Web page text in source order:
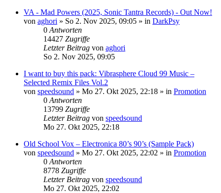
VA - Mad Powers (2025, Sonic Tantra Records) - Out Now!
von aghori » So 2. Nov 2025, 09:05 » in DarkPsy
0 Antworten
14427 Zugriffe
Letzter Beitrag von aghori
So 2. Nov 2025, 09:05
I want to buy this pack: Vibrasphere Cloud 99 Music –
Selected Remix Files Vol.2
von speedsound » Mo 27. Okt 2025, 22:18 » in Promotion
0 Antworten
13799 Zugriffe
Letzter Beitrag von speedsound
Mo 27. Okt 2025, 22:18
Old School Vox – Electronica 80’s 90’s (Sample Pack)
von speedsound » Mo 27. Okt 2025, 22:02 » in Promotion
0 Antworten
8778 Zugriffe
Letzter Beitrag von speedsound
Mo 27. Okt 2025, 22:02